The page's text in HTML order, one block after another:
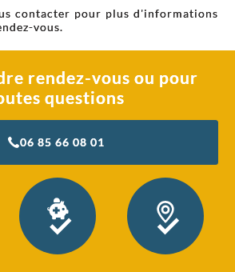
contacter pour plus d'informations
vous.
rendez-vous ou pour
questions
06 85 66 08 01